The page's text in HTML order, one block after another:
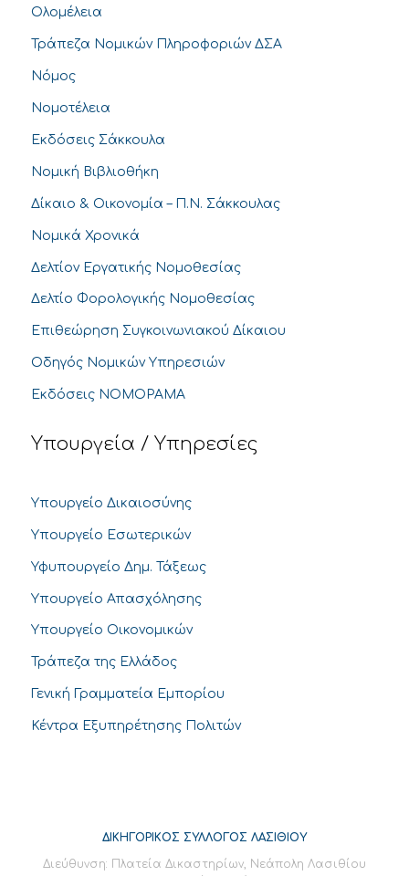
Ολομέλεια
Τράπεζα Νομικών Πληροφοριών ΔΣΑ
Νόμος
Νομοτέλεια
Εκδόσεις Σάκκουλα
Νομική Βιβλιοθήκη
Δίκαιο & Οικονομία – Π.Ν. Σάκκουλας
Νομικά Χρονικά
Δελτίον Εργατικής Νομοθεσίας
Δελτίο Φορολογικής Νομοθεσίας
Επιθεώρηση Συγκοινωνιακού Δίκαιου
Οδηγός Νομικών Υπηρεσιών
Εκδόσεις ΝΟΜΟΡΑΜΑ
Υπουργεία / Υπηρεσίες
Υπουργείο Δικαιοσύνης
Υπουργείο Εσωτερικών
Υφυπουργείο Δημ. Τάξεως
Υπουργείο Απασχόλησης
Υπουργείο Οικονομικών
Τράπεζα της Ελλάδος
Γενική Γραμματεία Εμπορίου
Κέντρα Εξυπηρέτησης Πολιτών
ΔΙΚΗΓΟΡΙΚΟΣ ΣΥΛΛΟΓΟΣ ΛΑΣΙΘΙΟΥ
Διεύθυνση: Πλατεία Δικαστηρίων, Νεάπολη Λασιθίου